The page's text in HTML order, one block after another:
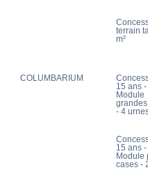
terrain
m²
COLUMBARIUM
15 ans -
Module
- 4
15 ans -
Module
cases -